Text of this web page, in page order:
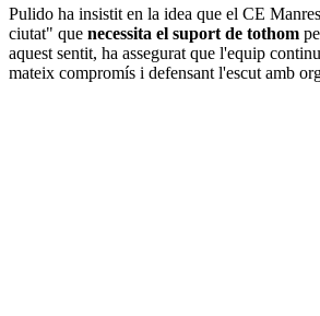
Pulido ha insistit en la idea que el CE
ciutat" que necessita el suport de tothom
aquest sentit, ha assegurat que l'equip
mateix compromís i defensant l'escut amb